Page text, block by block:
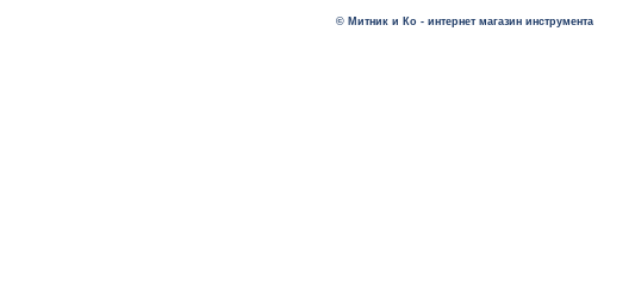
© Митник и Ко - интернет магазин инструмента